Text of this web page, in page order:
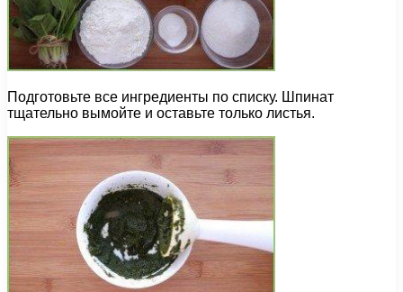
Подготовьте все ингредиенты по списку. Шпинат
тщательно вымойте и оставьте только листья.